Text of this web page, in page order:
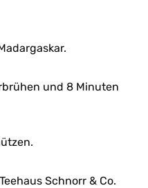
und 8 Minuten
Schnorr & Co.